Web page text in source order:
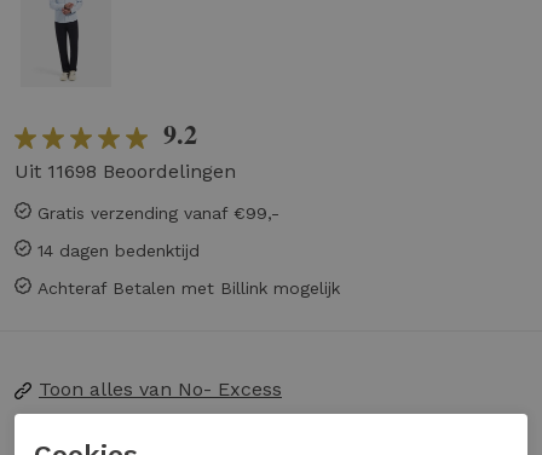
9.2
Uit 11698 Beoordelingen
Gratis verzending vanaf €99,-
14 dagen bedenktijd
Achteraf Betalen met Billink mogelijk
Toon alles van No- Excess